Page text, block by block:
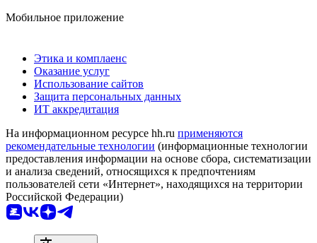
Мобильное приложение
Этика и комплаенс
Оказание услуг
Использование сайтов
Защита персональных данных
ИТ аккредитация
На информационном ресурсе hh.ru применяются
рекомендательные технологии (информационные технологии
предоставления информации на основе сбора, систематизации
и анализа сведений, относящихся к предпочтениям
пользователей сети «Интернет», находящихся на территории
Российской Федерации)